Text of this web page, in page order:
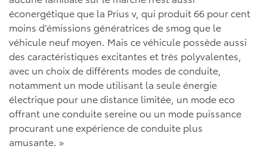
éconergétique que la Prius v, qui produit 66 pour cent
moins d’émissions génératrices de smog que le
véhicule neuf moyen. Mais ce véhicule possède aussi
des caractéristiques excitantes et très polyvalentes,
avec un choix de différents modes de conduite,
notamment un mode utilisant la seule énergie
électrique pour une distance limitée, un mode eco
offrant une conduite sereine ou un mode puissance
procurant une expérience de conduite plus
amusante. »